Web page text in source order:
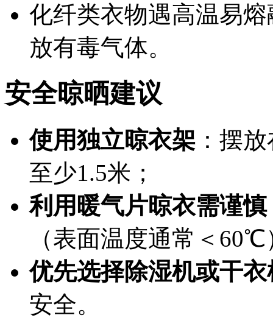
化纤类衣物遇高温易
放有毒气体。
安全晾晒建议
使用独立晾衣架 ：摆
至少1.5米；
利用暖气片晾衣需谨慎
（表面温度通常＜
优先选择除湿机或干衣
安全。